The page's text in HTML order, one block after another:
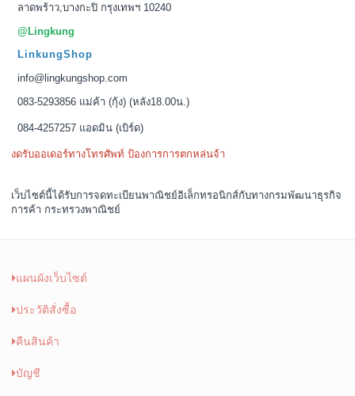
ลาดพร้าว,บางกะปิ กรุงเทพฯ 10240
@Lingkung
LinkungShop
info@lingkungshop.com
083-5293856 แม่ค้า (กุ้ง) (หลัง18.00น.)
084-4257257 แอดมิน (เบิร์ด)
งดรับออเดอร์ทางโทรศัพท์ ป้องการการตกหล่นจ้า
เว็บไซต์นี้ได้รับการจดทะเบียนพาณิชย์อิเล็กทรอนิกส์กับทางกรมพัฒนาธุรกิจ
การค้า กระทรวงพาณิชย์
แผนผังเว็บไซต์
ประวัติสั่งซื้อ
คืนสินค้า
บัญชี